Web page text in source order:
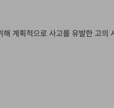
계획적으로 사고를 유발한 고의